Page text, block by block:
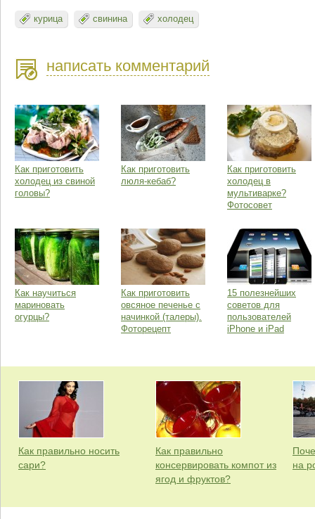
курица свинина холодец
написать комментарий
Как приготовить
холодец из свиной
головы?
Как приготовить
люля-кебаб?
Как приготовить
холодец в
мультиварке?
Фотосовет
Как научиться
мариновать
огурцы?
Как приготовить
овсяное печенье с
начинкой (талеры).
Фоторецепт
15 полезнейших
советов для
пользователей
iPhone и iPad
Как правильно носить
сари?
Как правильно
консервировать компот из
ягод и фруктов?
на